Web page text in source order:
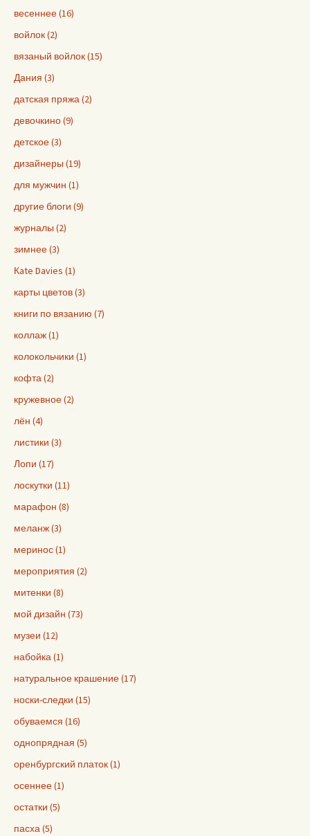
весеннее (16)
войлок (2)
вязаный войлок (15)
Дания (3)
датская пряжа (2)
девочкино (9)
детское (3)
дизайнеры (19)
для мужчин (1)
другие блоги (9)
журналы (2)
зимнее (3)
Кate Davies (1)
карты цветов (3)
книги по вязанию (7)
коллаж (1)
колокольчики (1)
кофта (2)
кружевное (2)
лён (4)
листики (3)
Лопи (17)
лоскутки (11)
марафон (8)
меланж (3)
меринос (1)
мероприятия (2)
митенки (8)
мой дизайн (73)
музеи (12)
набойка (1)
натуральное крашение (17)
носки-следки (15)
обуваемся (16)
однопрядная (5)
оренбургский платок (1)
осеннее (1)
остатки (5)
пасха (5)